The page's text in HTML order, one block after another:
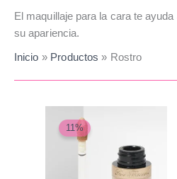
El maquillaje para la cara te
su apariencia.
Inicio Productos Rostro
11%
$190,000.
es:
$170,000.